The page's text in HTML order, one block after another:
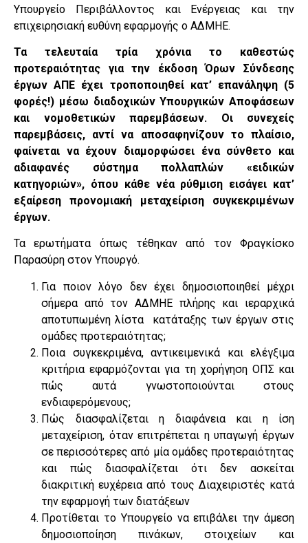
Υπουργείο Περιβάλλοντος και Ενέργειας και την
επιχειρησιακή ευθύνη εφαρμογής ο ΑΔΜΗΕ.
Τα τελευταία τρία χρόνια το καθεστώς
προτεραιότητας για την έκδοση Όρων Σύνδεσης
έργων ΑΠΕ έχει τροποποιηθεί κατ’ επανάληψη (5
φορές!) μέσω διαδοχικών Υπουργικών Αποφάσεων
και νομοθετικών παρεμβάσεων. Οι συνεχείς
παρεμβάσεις, αντί να αποσαφηνίζουν το πλαίσιο,
φαίνεται να έχουν διαμορφώσει ένα σύνθετο και
αδιαφανές σύστημα πολλαπλών «ειδικών
κατηγοριών», όπου κάθε νέα ρύθμιση εισάγει κατ’
εξαίρεση προνομιακή μεταχείριση συγκεκριμένων
έργων.
Τα ερωτήματα όπως τέθηκαν από τον Φραγκίσκο
Παρασύρη στον Υπουργό.
Για ποιον λόγο δεν έχει δημοσιοποιηθεί μέχρι
σήμερα από τον ΑΔΜΗΕ πλήρης και ιεραρχικά
αποτυπωμένη λίστα κατάταξης των έργων στις
ομάδες προτεραιότητας;
Ποια συγκεκριμένα, αντικειμενικά και ελέγξιμα
κριτήρια εφαρμόζονται για τη χορήγηση ΟΠΣ και
πώς αυτά γνωστοποιούνται στους
ενδιαφερόμενους;
Πώς διασφαλίζεται η διαφάνεια και η ίση
μεταχείριση, όταν επιτρέπεται η υπαγωγή έργων
σε περισσότερες από μία ομάδες προτεραιότητας
και πώς διασφαλίζεται ότι δεν ασκείται
διακριτική ευχέρεια από τους Διαχειριστές κατά
την εφαρμογή των διατάξεων
Προτίθεται το Υπουργείο να επιβάλει την άμεση
δημοσιοποίηση πινάκων, στοιχείων και